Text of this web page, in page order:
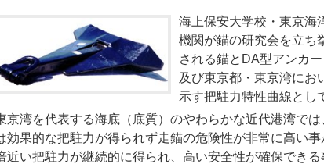
海上保安大学校・東京海
機関が錨の研究会を立ち
される錨とDA型アンカ
及び東京都・東京湾にお
示す把駐力特性曲線とし
京湾を代表する海底（底質）のやわらかな近代港湾で
効果的な把駐力が得られず走錨の危険性が非常に高い
近い把駐力が継続的に得られ、高い安全性が確保できる